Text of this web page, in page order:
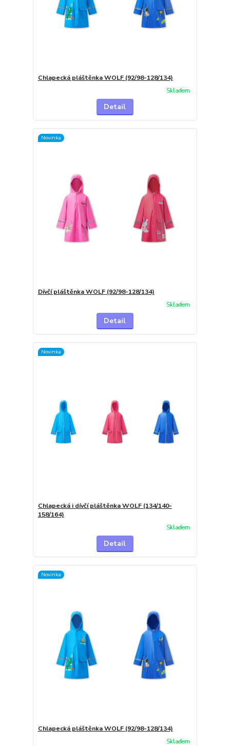
Chlapecká pláštěnka WOLF (92/98-128/134)
Skladem
Detail
Novinka
Dívčí pláštěnka WOLF (92/98-128/134)
Skladem
Detail
Novinka
Chlapecká i dívčí pláštěnka WOLF (134/140-
158/164)
Skladem
Detail
Novinka
Chlapecká pláštěnka WOLF (92/98-128/134)
Skladem